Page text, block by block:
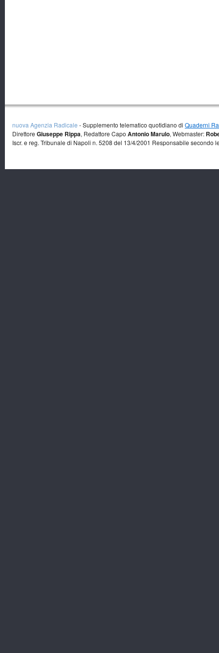
nuova Agenzia Radicale - Supplemento telematico quotidiano di Quaderni
Direttore Giuseppe Rippa, Redattore Capo Antonio Marulo, Webmaster:
Iscr. e reg. Tribunale di Napoli n. 5208 del 13/4/2001 Responsabile secondo